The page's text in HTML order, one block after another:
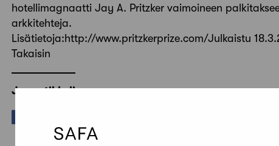
hotellimagnaatti Jay A. Pritzker vaimoineen
arkkitehteja.
Lisätietoja:http://www.pritzkerprize.com/Julkaistu
Takaisin
Jaa artikkeli